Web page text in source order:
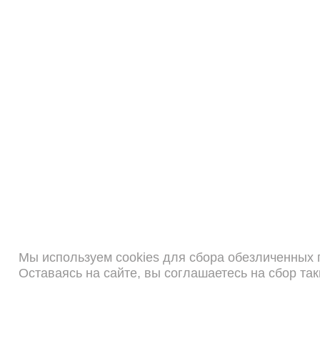
Мы используем cookies для сбора обезличенных
Оставаясь на сайте, вы соглашаетесь на сбор